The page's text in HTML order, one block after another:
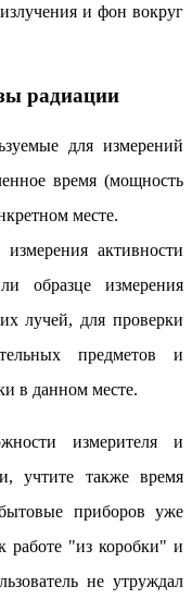
и фон вокруг
радиации
для измерений
время (мощность
месте.
активности
образце измерения
лучей, для проверки
предметов и
в данном месте.
измерителя и
учтите также время
приборов уже
работе "из коробки" и
не утруждал